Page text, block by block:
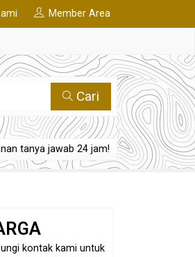
Member Area
Cari
tanya jawab 24 jam!
kontak kami untuk